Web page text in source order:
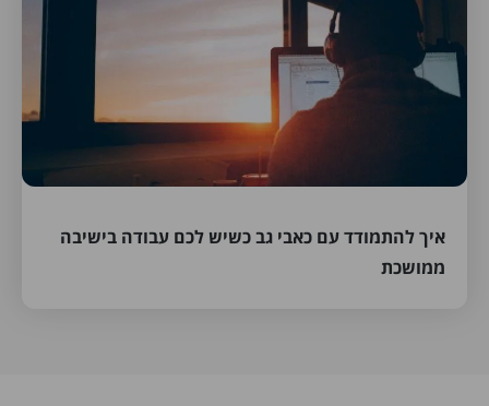
איך להתמודד עם כאבי גב כשיש לכם עבודה בישיבה
ממושכת